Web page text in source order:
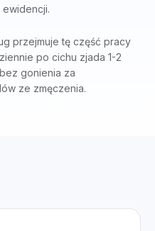
przejmuje tę część pracy
po cichu zjada 1-2
gonienia za
ze zmęczenia.